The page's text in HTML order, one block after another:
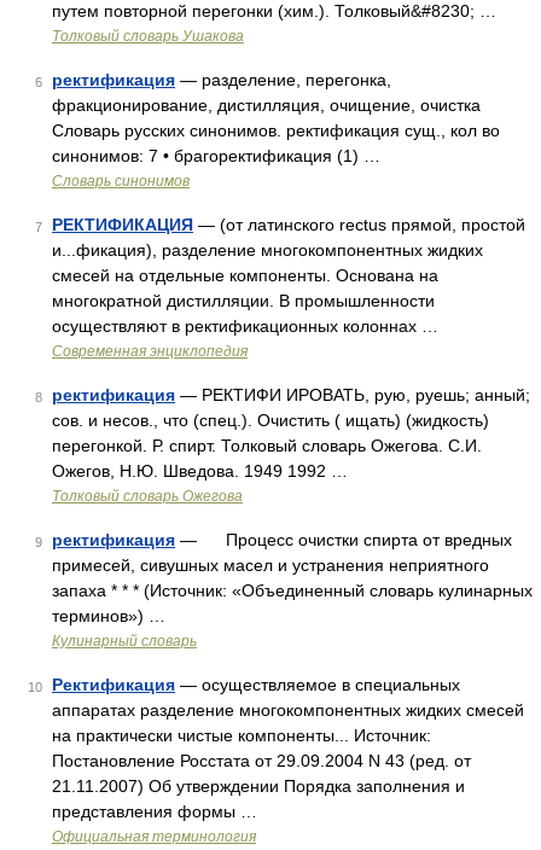
путем повторной перегонки (хим.). Толковый&#8230; …
Толковый словарь Ушакова
6 ректификация — разделение, перегонка,
фракционирование, дистилляция, очищение, очистка
Словарь русских синонимов. ректификация сущ., кол во
синонимов: 7 • брагоректификация (1) …
Словарь синонимов
7 РЕКТИФИКАЦИЯ — (от латинского rectus прямой, простой
и...фикация), разделение многокомпонентных жидких
смесей на отдельные компоненты. Основана на
многократной дистилляции. В промышленности
осуществляют в ректификационных колоннах …
Современная энциклопедия
8 ректификация — РЕКТИФИ ИРОВАТЬ, рую, руешь; анный;
сов. и несов., что (спец.). Очистить ( ищать) (жидкость)
перегонкой. Р. спирт. Толковый словарь Ожегова. С.И.
Ожегов, Н.Ю. Шведова. 1949 1992 …
Толковый словарь Ожегова
9 ректификация — Процесс очистки спирта от вредных
примесей, сивушных масел и устранения неприятного
запаха * * * (Источник: «Объединенный словарь кулинарных
терминов») …
Кулинарный словарь
10 Ректификация — осуществляемое в специальных
аппаратах разделение многокомпонентных жидких смесей
на практически чистые компоненты... Источник:
Постановление Росстата от 29.09.2004 N 43 (ред. от
21.11.2007) Об утверждении Порядка заполнения и
представления формы …
Официальная терминология